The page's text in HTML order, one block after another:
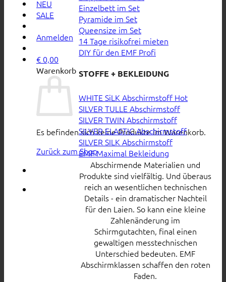
NEU
SALE
Anmelden
€ 0,00
Warenkorb
Es befinden sich keine Produkte im Warenkorb.
Zurück zum Shop
Einzelbett im Set
Pyramide im Set
Queensize im Set
14 Tage risikofrei mieten
DIY für den EMF Profi
STOFFE + BEKLEIDUNG
WHITE SiLK Abschirmstoff
SILVER TULLE Abschirmstoff
SILVER TWIN Abschirmstoff
SILVER ELASTIC Abschirmstoff
SILVER SILK Abschirmstoff
EMF Maximal Bekleidung
Abschirmende Materialien und
Produkte sind vielfältig. Und überaus
reich an wesentlichen technischen
Details - ein dramatischer Nachteil
für den Laien. So kann eine kleine
Zahlenänderung im
Schirmgutachten, final einen
gewaltigen messtechnischen
Unterschied bedeuten. EMF
Abschirmklassen schaffen den roten
Faden.